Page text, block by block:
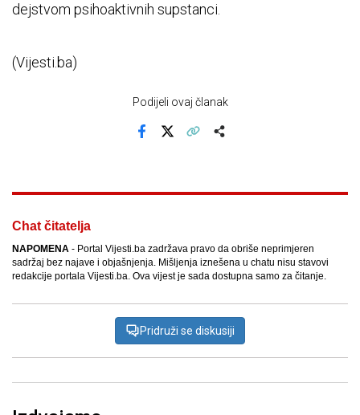
dejstvom psihoaktivnih supstanci.
(Vijesti.ba)
Podijeli ovaj članak
Chat čitatelja
NAPOMENA - Portal Vijesti.ba zadržava pravo da obriše neprimjeren
sadržaj bez najave i objašnjenja. Mišljenja iznešena u chatu nisu stavovi
redakcije portala Vijesti.ba. Ova vijest je sada dostupna samo za čitanje.
Pridruži se diskusiji